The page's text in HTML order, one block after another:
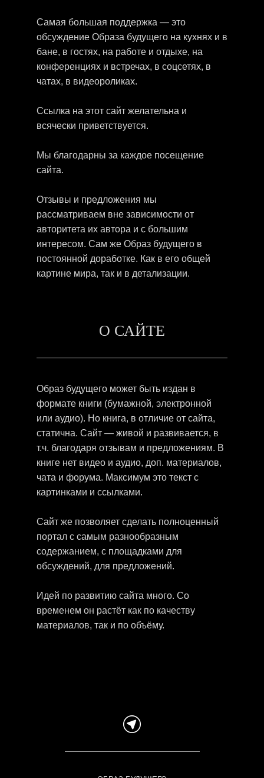
Самая большая поддержка — это
обсуждение Образа будущего на кухнях и в
бане, в гостях, на работе и отдыхе, на
конференциях и встречах, в соцсетях, в
чатах, в видеороликах.
Ссылка на этот сайт желательна и
всячески приветствуется.
Мы благодарны за каждое посещение
сайта.
Отзывы и предложения мы
рассматриваем вне зависимости от
авторитета их автора и с большим
интересом. Сам же Образ будущего в
постоянной доработке. Как в его общей
картине мира, так и в детализации.
О САЙТЕ
Образ будущего может быть издан в
формате книги (бумажной, электронной
или аудио). Но книга, в отличие от сайта,
статична. Сайт — живой и развивается, в
т.ч. благодаря отзывам и предложениям. В
книге нет видео и аудио, доп. материалов,
чата и форума. Максимум это текст с
картинками и ссылками.
Сайт же позволяет сделать полноценный
портал с самым разнообразным
содержанием, с площадками для
обсуждений, для предложений.
Идей по развитию сайта много. Со
временем он растёт как по качеству
материалов, так и по объёму.